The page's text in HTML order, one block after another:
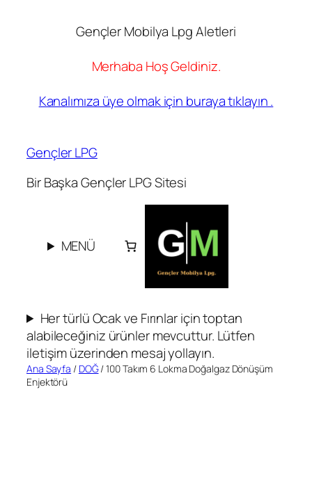
Gençler Mobilya Lpg Aletleri
Merhaba Hoş Geldiniz.
Kanalımıza üye olmak için buraya tıklayın .
Gençler LPG
Bir Başka Gençler LPG Sitesi
MENÜ
Her türlü Ocak ve Fırınlar için toptan
alabileceğiniz ürünler mevcuttur. Lütfen
iletişim üzerinden mesaj yollayın.
Ana Sayfa / DOĞ/ 100 Takım 6 Lokma Doğalgaz Dönüşüm
Enjektörü